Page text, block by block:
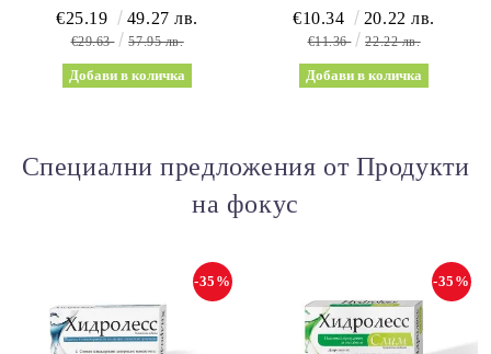
КАПСУЛИ СОЛГАР |
SOLGAR
€25.19 49.27 лв.
€29.63 57.95 лв.
NATURAL FACTORS |
CHROMIUM
€10.34 20.22 лв.
€11.36 22.22 лв.
Специални предложения от Продукти
на фокус
-35% -35%